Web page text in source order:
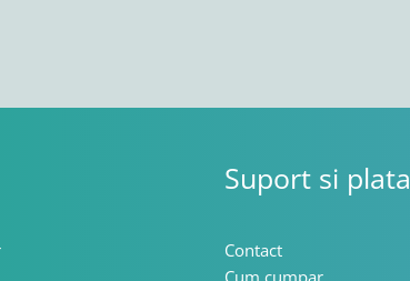
Suport si plata
Contact